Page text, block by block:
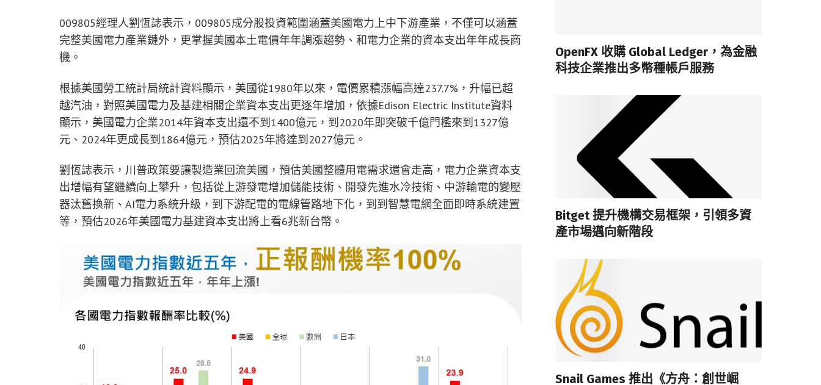
009805經理人劉恆誌表示，009805成分股投資範圍涵蓋美國電力上中下游產業，不僅可以涵蓋
完整美國電力產業鏈外，更掌握美國本土電價年年調漲趨勢、和電力企業的資本支出年年成長商
機。
根據美國勞工統計局統計資料顯示，美國從1980年以來，電價累積漲幅高達237.7%，升幅已超
越汽油，對照美國電力及基建相關企業資本支出更逐年增加，依據Edison Electric Institute資料
顯示，美國電力企業2014年資本支出還不到1400億元，到2020年即突破千億門檻來到1327億
元、2024年更成長到1864億元，預估2025年將達到2027億元。
劉恆誌表示，川普政策要讓製造業回流美國，預估美國整體用電需求還會走高，電力企業資本支
出增幅有望繼續向上攀升，包括從上游發電增加儲能技術、開發先進水冷技術、中游輸電的變壓
器汰舊換新、AI電力系統升級，到下游配電的電線管路地下化，到到智慧電網全面即時系統建置
等，預估2026年美國電力基建資本支出將上看6兆新台幣。
OpenFX 收購 Global Ledger，為金融
科技企業推出多幣種帳戶服務
Bitget 提升機構交易框架，引領多資
產市場邁向新階段
Snail Games 推出《方舟：創世崛